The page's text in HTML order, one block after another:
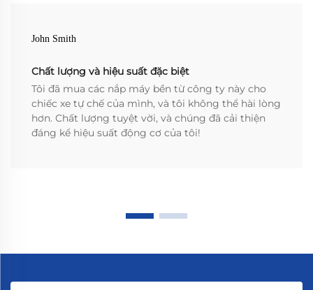
John Smith
Chất lượng và hiệu suất đặc biệt
Tôi đã mua các nắp máy bền từ công ty này cho
chiếc xe tự chế của mình, và tôi không thể hài lòng
hơn. Chất lượng tuyệt vời, và chúng đã cải thiện
đáng kể hiệu suất động cơ của tôi!